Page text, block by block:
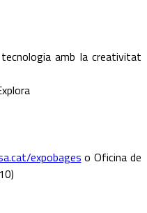
amb la creativitat
expobages o Oficina de